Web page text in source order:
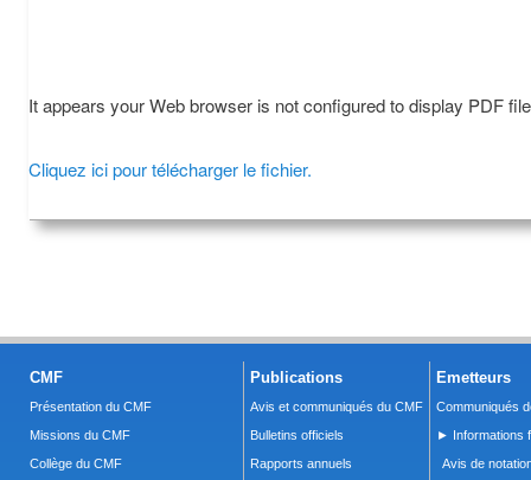
It appears your Web browser is not configured to display PDF
Cliquez ici pour télécharger le fichier.
CMF
Présentation du CMF
Missions du CMF
Collège du CMF
Publications
Avis et communiqués du CMF
Bulletins officiels
Rapports annuels
Emetteurs
Communiqués
► Informations
Avis de